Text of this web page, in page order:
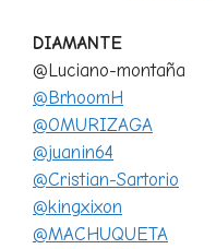
DIAMANTE
@Luciano-montaña
@BrhoomH
@OMURIZAGA
@juanin64
@Cristian-Sartorio
@kingxixon
@MACHUQUETA